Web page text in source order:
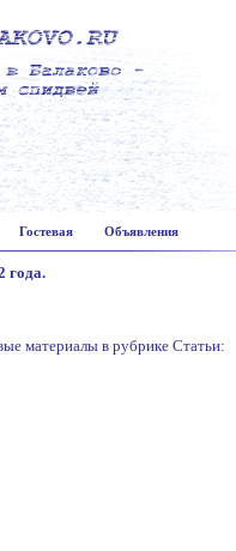
Гостевая Объявления
года.
материалы в рубрике Статьи: